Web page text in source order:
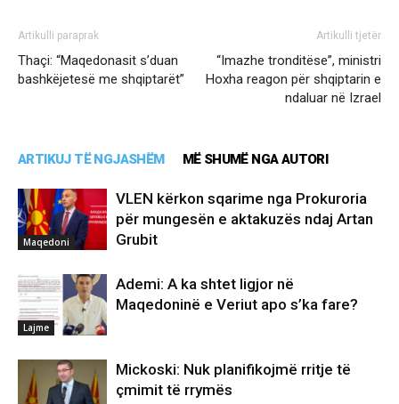
Artikulli paraprak
Thaçi: “Maqedonasit s’duan
bashkëjetesë me shqiptarët”
Artikulli tjetër
“Imazhe tronditëse”, ministri
Hoxha reagon për shqiptarin e
ndaluar në Izrael
ARTIKUJ TË NGJASHËM MË SHUMË NGA AUTORI
Maqedoni
VLEN kërkon sqarime nga Prokuroria
për mungesën e aktakuzës ndaj Artan
Grubit
Lajme
Ademi: A ka shtet ligjor në
Maqedoninë e Veriut apo s’ka fare?
Mickoski: Nuk planifikojmë rritje të
çmimit të rrymës